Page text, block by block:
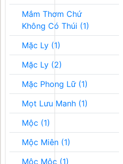
Mắm Thơm Chứ
Không Có Thúi (1)
Mặc Ly (1)
Mặc Ly (2)
Mặc Phong Lữ (1)
Mọt Lưu Manh (1)
Mộc (1)
Mộc Miên (1)
Mộc Mộc (1)